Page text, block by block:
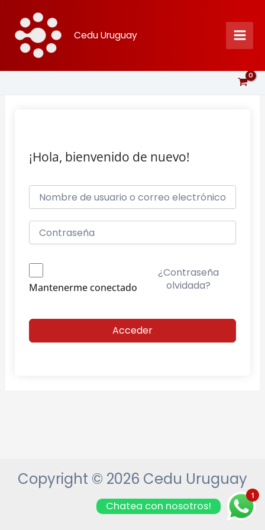
contenido
Cedu Uruguay
¡Hola, bienvenido de nuevo!
Mantenerme conectado
¿Contraseña
olvidada?
Acceder
Copyright © 2026 Cedu Uruguay
1
Chatea con nosotros!